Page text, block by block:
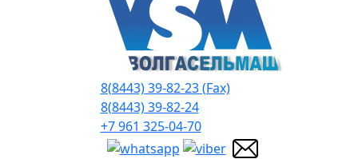
8(8443) 39-82-23 (Fax)
8(8443) 39-82-24
+7 961 325-04-70